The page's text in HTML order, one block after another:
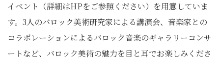
イベント（詳細はHPをご参照ください）を用意していま
す。3人のバロック美術研究家による講演会、音楽家との
コラボレーションによるバロック音楽のギャラリーコンサ
ートなど、バロック美術の魅力を目と耳でお楽しみくださ